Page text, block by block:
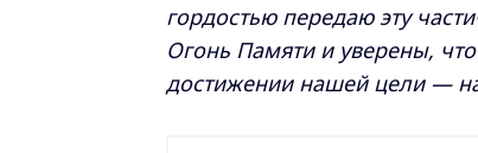
гордостью передаю эту
Огонь Памяти и уверены,
достижении нашей цели —